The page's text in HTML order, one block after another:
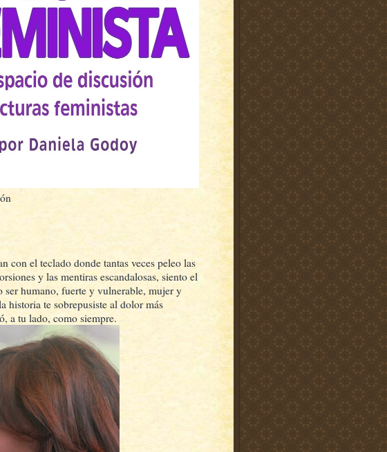
con el teclado donde tantas veces peleo las
y las mentiras escandalosas, siento el
ser humano, fuerte y vulnerable, mujer y
historia te sobrepusiste al dolor más
a tu lado, como siempre.